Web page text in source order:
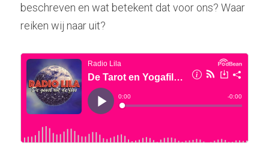
beschreven en wat betekent dat voor ons? Waar
reiken wij naar uit?